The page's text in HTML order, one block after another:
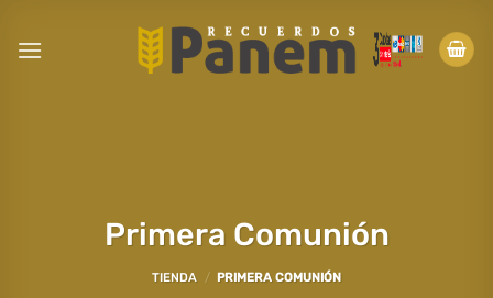
Primera Comunión
TIENDA / PRIMERA COMUNIÓN